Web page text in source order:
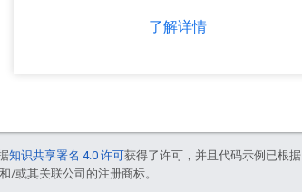
了解详情
知识共享署名 4.0 许可获得了许可，并且代码示例已根据
/或其关联公司的注册商标。